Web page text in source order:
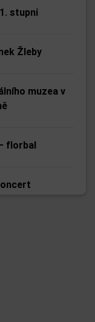
stupni
Žleby
muzea v
florbal